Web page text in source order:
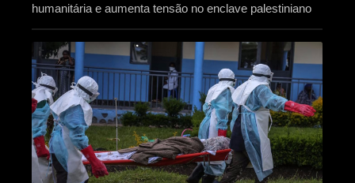
humanitária e aumenta tensão no enclave palestiniano